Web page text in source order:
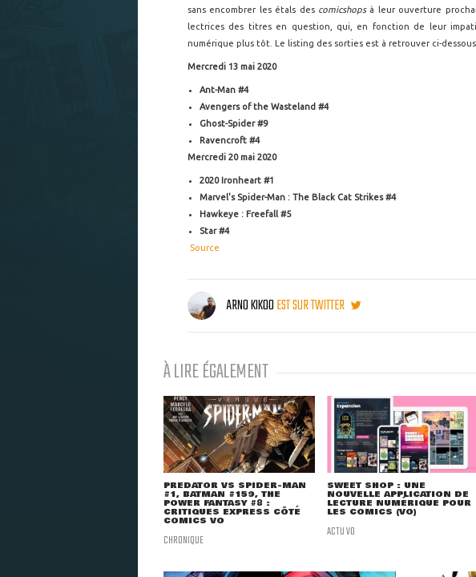
sans encombrer les étals des comicshops à leur ouverture
lectrices des titres en question, qui, en fonction de leur
numérique plus tôt. Le listing des sorties est à retrouver ci-dessous.
Mercredi 13 mai 2020
Ant-Man #4
Avengers of the Wasteland #4
Ghost-Spider #9
Ravencroft #4
Mercredi 20 mai 2020
2020 Ironheart #1
Marvel's Spider-Man : The Black Cat Strikes #4
Hawkeye : Freefall #5
Star #4
Source
ARNO KIKOOEST SUR TWITTER
À LIRE ÉGALEMENT
PREDATOR VS SPIDER-MAN
#1, BATMAN #159, THE
POWER FANTASY #8 :
CRITIQUES EXPRESS CÔTÉ
COMICS VO
CHRONIQUE
SWEET SHOP : UNE
NOUVELLE APPLICATION DE
LECTURE NUMÉRIQUE POUR
LES COMICS (VO)
ACTU VO